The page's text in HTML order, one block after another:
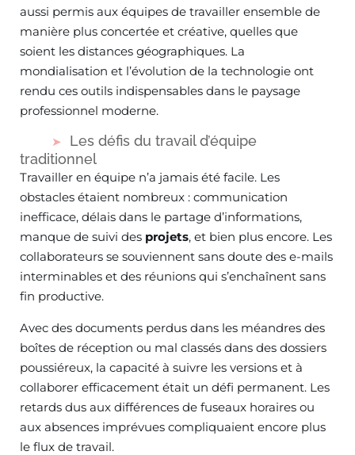
aussi permis aux équipes de travailler ensemble de
manière plus concertée et créative, quelles que
soient les distances géographiques. La
mondialisation et l’évolution de la technologie ont
rendu ces outils indispensables dans le paysage
professionnel moderne.
Les défis du travail d’équipe
traditionnel
Travailler en équipe n’a jamais été facile. Les
obstacles étaient nombreux : communication
inefficace, délais dans le partage d’informations,
manque de suivi des projets, et bien plus encore. Les
collaborateurs se souviennent sans doute des e-mails
interminables et des réunions qui s’enchaînent sans
fin productive.
Avec des documents perdus dans les méandres des
boîtes de réception ou mal classés dans des dossiers
poussiéreux, la capacité à suivre les versions et à
collaborer efficacement était un défi permanent. Les
retards dus aux différences de fuseaux horaires ou
aux absences imprévues compliquaient encore plus
le flux de travail.